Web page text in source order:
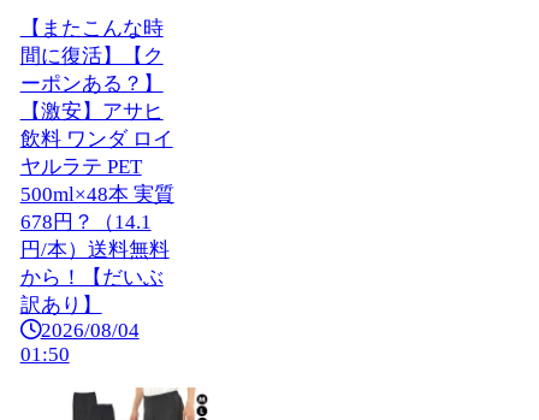
【またこんな時
間に復活】【ク
ーポンある？】
【激安】アサヒ
飲料 ワンダ ロイ
ヤルラテ PET
500ml×48本 実質
678円？（14.1
円/本）送料無料
から！【だいぶ
訳あり】
2026/08/04
01:50